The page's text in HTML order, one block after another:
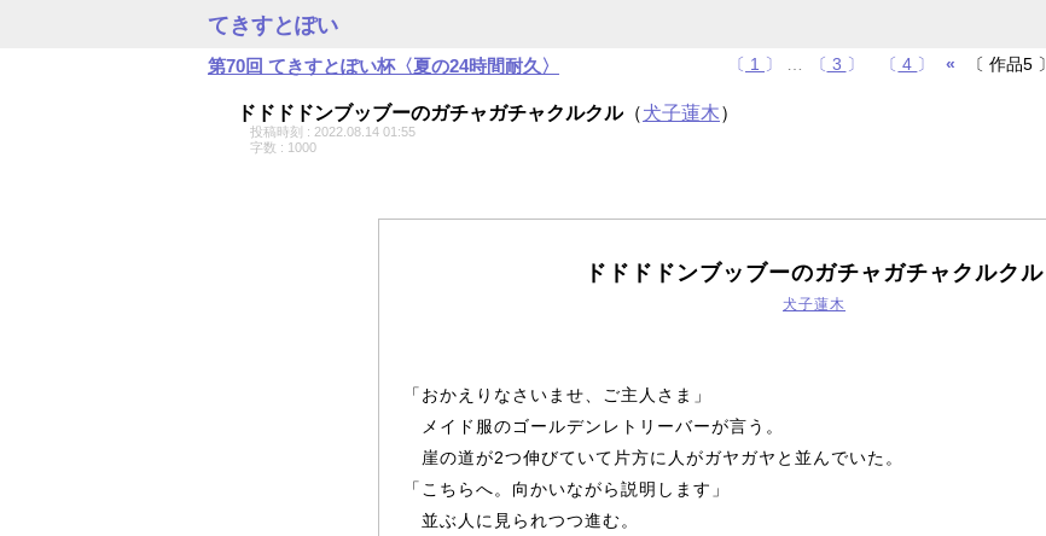
てきすとぽい
第70回 てきすとぽい杯〈夏の24時間耐久〉 〔 1 〕 〔 3 〕 〔 4 〕 « 〔 作品5 〕
ドドドドンブッブーのガチャガチャクルクル （犬子蓮木）
投稿時刻 : 2022.08.14 01:55
字数 : 1000
ドドドドンブッブーのガチャガチャクルクル
犬子蓮木
「おかえりなさいませ、ご主人さま」
メイド服のゴー ルデンレトリーバーが言う。
崖の道が2つ伸びていて片方に人がガヤガヤと並んでいた。
「こちらへ。向かいながら説明します」
並ぶ人に見られつつ進む。